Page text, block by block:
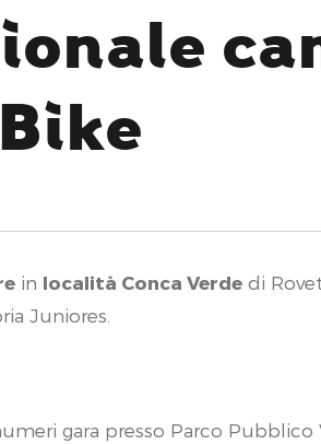
in località Conca Verde di
Juniores.
gara presso Parco Pubblico